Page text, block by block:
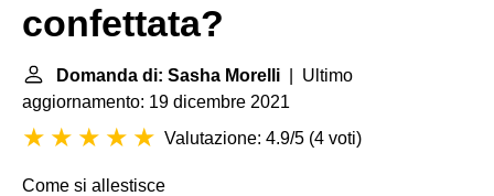
confettata?
Domanda di: Sasha Morelli | Ultimo
aggiornamento: 19 dicembre 2021
Valutazione: 4.9/5 (4 voti)
Come si allestisce